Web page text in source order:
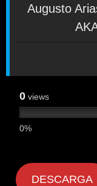
Augusto
0 views
0%
DESCARGA